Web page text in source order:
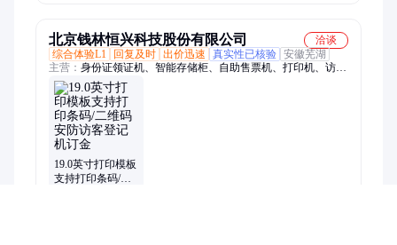
北京钱林恒兴科技股份有限公司
洽谈
综合体验L1
回复及时 出价迅速 真实性已核验 安徽芜湖
主营： 身份证领证机、智能存储柜、自助售票机、打印机、访客
机、自助机、自助终端机、自助终端机厂家、出入口管理、身份
证办理机、公安审讯台、政务一体机、执法办案终端、自助储物
柜、自助投递机、自助挂号机、医院自助缴费机、自助报道机、
自助报案终端机、自助办案终端、自助签到机、通道闸、车牌识
别、政务服务一体机、访客机厂家、访客管理系统
19.0英寸打印模板
支持打印条码/二